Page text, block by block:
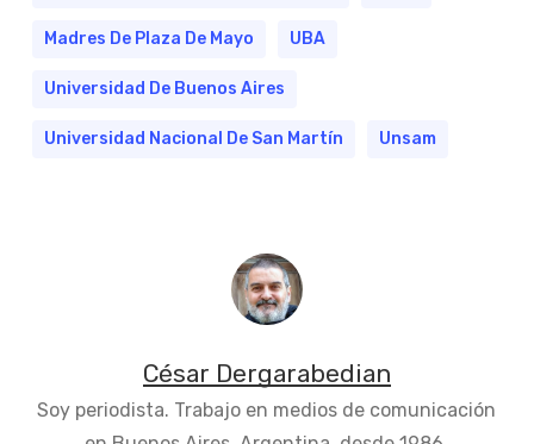
Madres De Plaza De Mayo UBA
Universidad De Buenos Aires
Universidad Nacional De San Martín Unsam
César Dergarabedian
Soy periodista. Trabajo en medios de comunicación